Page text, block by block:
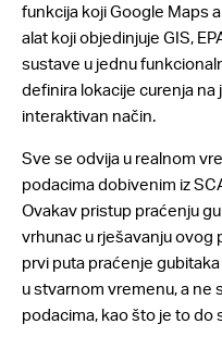
funkcija koji Google Maps
alat koji objedinjuje GIS,
sustave u jednu
definira lokacije curenja na
interaktivan način.
Sve se odvija u realnom
podacima dobivenim iz
Ovakav pristup praćenju
vrhunac u rješavanju ovog
prvi puta praćenje
u stvarnom vremenu, a ne
podacima, kao što je to do